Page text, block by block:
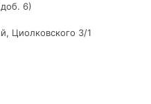
6)
Циолковского 3/1